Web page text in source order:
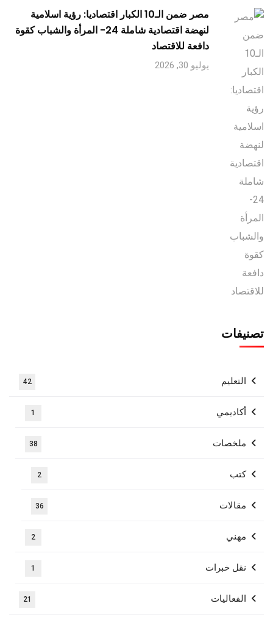
مصر ضمن الـ10 الكبار اقتصاديا: رؤية اسلامية
لنهضة اقتصادية شاملة 24- المرأة والشباب كقوة
دافعة للاقتصاد
يوليو 30, 2026
تصنيفات
التعليم 42
أكاديمي 1
ملخصات 38
كتب 2
مقالات 36
مهني 2
نقل خبرات 1
الفعاليات 21